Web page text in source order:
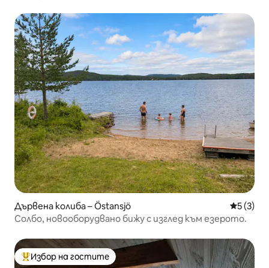
Дървена колиба – Östansjö Средна
5 (3)
Солбо, новооборудвано бижу с изглед към езерото.
Най-популярен избор на гостите
Избор на гостите